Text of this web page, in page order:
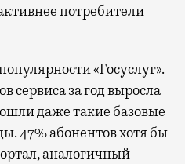
потребители
«Госуслуг».
сервиса за год выросла
даже такие базовые
47% абонентов хотя бы
аналогичный